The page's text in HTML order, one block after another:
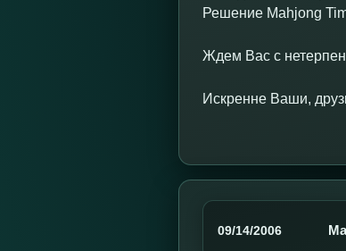
Решение Mahjong
Ждем Вас с
Искренне Ваши,
09/14/2006